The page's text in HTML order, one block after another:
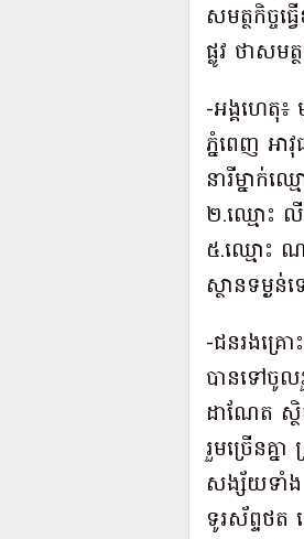
សមត្ថកិច្ច
ផ្លូវ ថាស
-អង្គហេតុ៖
ភ្នំពេញ អា
នារីម្នាក់
២.ឈ្មោះ
៥.ឈ្មោះ
ស្ថានទម្ង
-ជនរងគ្រោ
បានទៅចូលរួ
ដាណែត ស្ថិ
រួមច្រើនគ្
សង្ស័យទាំង
ទូរស័ព្ទថ